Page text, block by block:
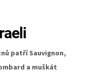
patří Sauvignon,
a muškát